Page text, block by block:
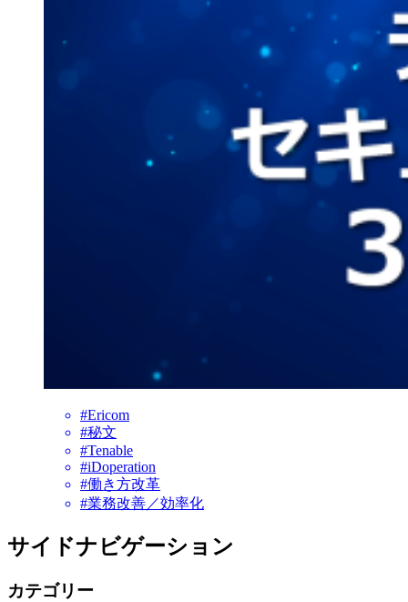
#Ericom
#秘文
#Tenable
#iDoperation
#働き方改革
#業務改善／効率化
サイドナビゲーション
カテゴリー